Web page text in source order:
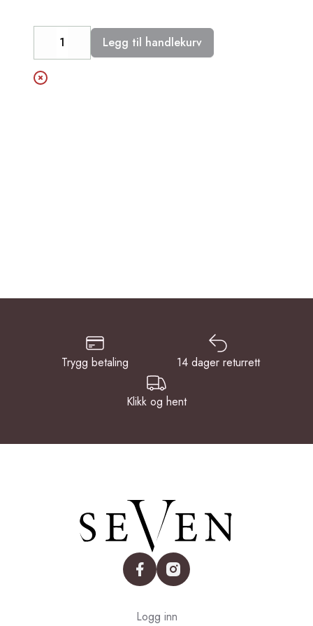
DecreaseIncreaseLegg til handlekurv
Trygg betaling 14 dager returrett
Klikk og hent
facebookinstagram
Logg inn